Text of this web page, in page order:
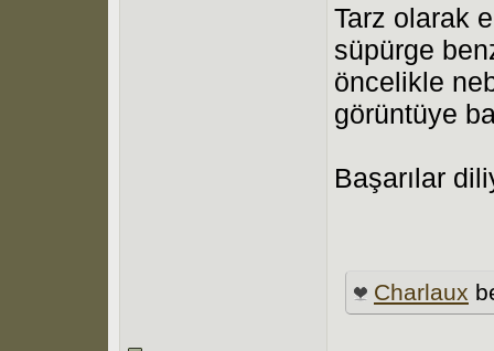
Tarz olarak
süpürge
öncelikle
görüntüye
Başarılar
Charlaux